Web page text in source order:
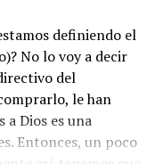
definiendo el
No lo voy a decir
del
le han
a Dios es una
Entonces, un poco